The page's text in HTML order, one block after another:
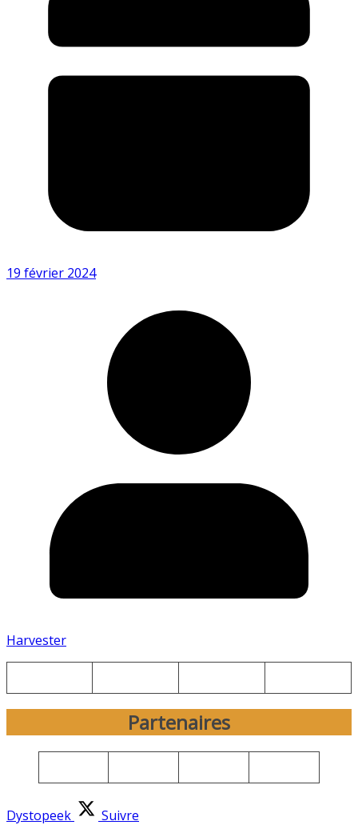
19 février 2024
Harvester
Partenaires
Dystopeek Suivre